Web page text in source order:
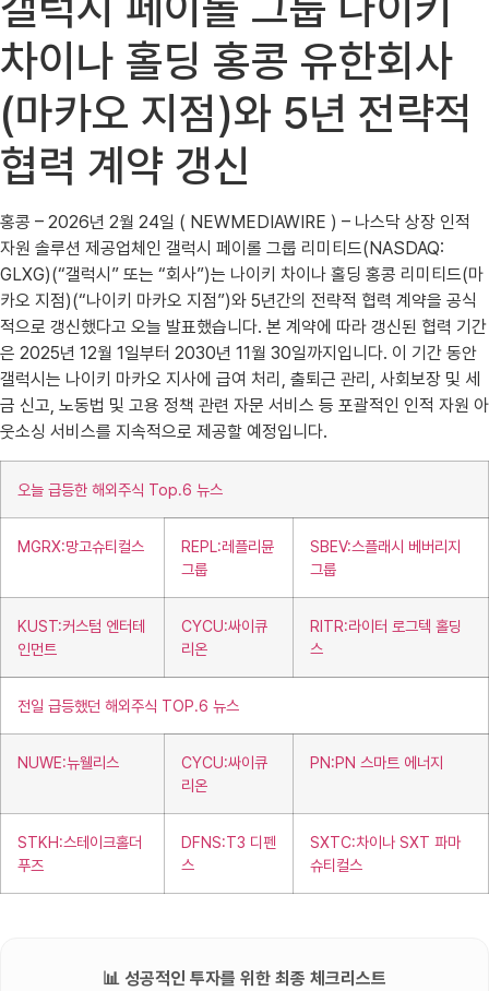
차이나 홀딩 홍콩 유한회사
(마카오 지점)와 5년 전략적
협력 계약 갱신
홍콩 – 2026년 2월 24일 ( NEWMEDIAWIRE ) – 나스닥 상장 인적
자원 솔루션 제공업체인 갤럭시 페이롤 그룹 리미티드(NASDAQ:
GLXG)(“갤럭시” 또는 “회사”)는 나이키 차이나 홀딩 홍콩 리미티드(마
카오 지점)(“나이키 마카오 지점”)와 5년간의 전략적 협력 계약을 공식
적으로 갱신했다고 오늘 발표했습니다. 본 계약에 따라 갱신된 협력 기간
은 2025년 12월 1일부터 2030년 11월 30일까지입니다. 이 기간 동안
갤럭시는 나이키 마카오 지사에 급여 처리, 출퇴근 관리, 사회보장 및 세
금 신고, 노동법 및 고용 정책 관련 자문 서비스 등 포괄적인 인적 자원 아
웃소싱 서비스를 지속적으로 제공할 예정입니다.
오늘 급등한 해외주식 Top.6 뉴스
MGRX:망고슈티컬스
REPL:레플리뮨
그룹
SBEV:스플래시 베버리지
그룹
KUST:커스텀 엔터테
인먼트
CYCU:싸이큐
리온
RITR:라이터 로그텍 홀딩
스
전일 급등했던 해외주식 TOP.6 뉴스
NUWE:뉴웰리스
CYCU:싸이큐
리온
PN:PN 스마트 에너지
STKH:스테이크홀더
푸즈
DFNS:T3 디펜
스
SXTC:차이나 SXT 파마
슈티컬스
📊 성공적인 투자를 위한 최종 체크리스트